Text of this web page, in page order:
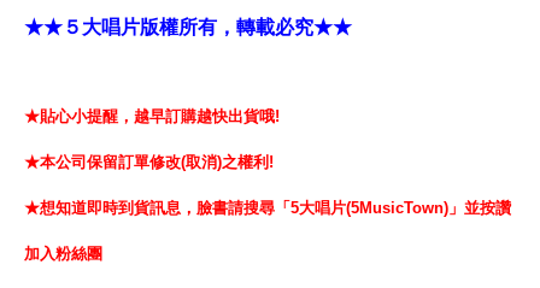
★★５大唱片版權所有，轉載必究★★
★貼心小提醒，越早訂購越快出貨哦!
★本公司保留訂單修改(取消)之權利!
★想知道即時到貨訊息，臉書請搜尋「5大唱片(5MusicTown)」並按讚
加入粉絲團